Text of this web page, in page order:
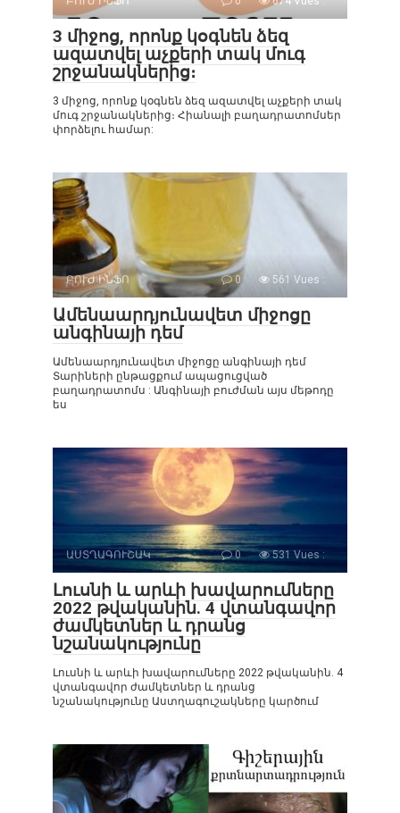
3 միջոց, որոնք կօգնեն ձեզ
ազատվել աչքերի տակ մուգ
շրջանակներից։
3 միջոց, որոնք կօգնեն ձեզ ազատվել աչքերի տակ
մուգ շրջանակներից։ Հիանալի բաղադրատոմսեր
փորձելու համար:
ԲՈՒԺ ԻՆՖՈ 0 561 Vues :
Ամենաարդյունավետ միջոցը
անգինայի դեմ
Ամենաարդյունավետ միջոցը անգինայի դեմ
Տարիների ընթացքում ապացուցված
բաղադրատոմս : Անգինայի բուժման այս մեթոդը
ես
ԱՍՏՂԱԳՈՒՇԱԿ 0 531 Vues :
Լուսնի և արևի խավարումները
2022 թվականին. 4 վտանգավոր
ժամկետներ և դրանց
նշանակությունը
Լուսնի և արևի խավարումները 2022 թվականին. 4
վտանգավոր ժամկետներ և դրանց
նշանակությունը Աստղագուշակները կարծում